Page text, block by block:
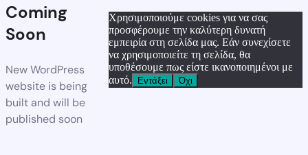
Coming
Soon
New WordPress
website is being
built and will be
published soon
Χρησιμοποιούμε cookies για να σας
προσφέρουμε την καλύτερη δυνατή
εμπειρία στη σελίδα μας. Εάν συνεχίσετε
να χρησιμοποιείτε τη σελίδα, θα
υποθέσουμε πως είστε ικανοποιημένοι με
αυτό.
Εντάξει Όχι